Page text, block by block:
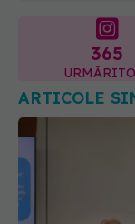
365
ARTICOLE